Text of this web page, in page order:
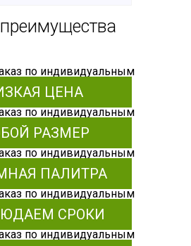
ЦЕНА
РАЗМЕР
ПАЛИТРА
СРОКИ